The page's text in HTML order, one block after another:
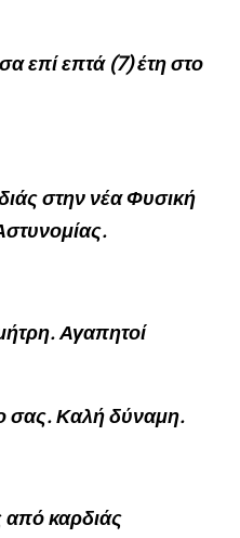
επί επτά (7) έτη στο
στην νέα Φυσική
Αγαπητοί
σας. Καλή δύναμη.
καρδιάς